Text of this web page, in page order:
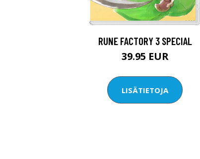
RUNE FACTORY 3 SPECIAL
39.95 EUR
LISÄTIETOJA